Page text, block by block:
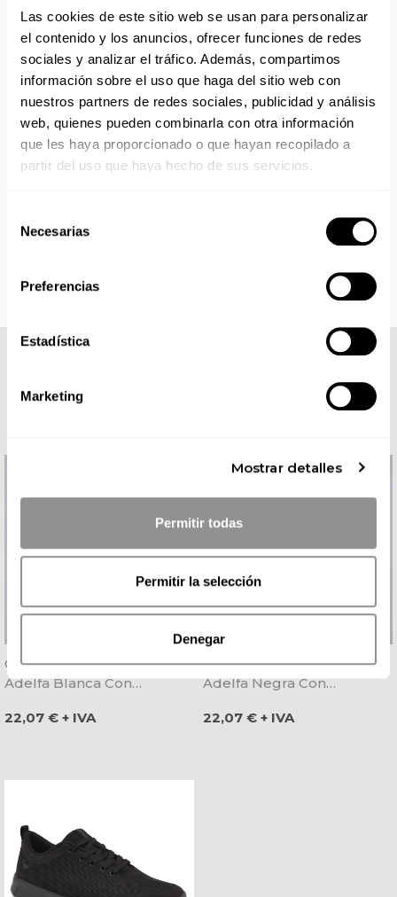
Las cookies de este sitio web se usan para personalizar
el contenido y los anuncios, ofrecer funciones de redes
sociales y analizar el tráfico. Además, compartimos
información sobre el uso que haga del sitio web con
nuestros partners de redes sociales, publicidad y análisis
web, quienes pueden combinarla con otra información
que les haya proporcionado o que hayan recopilado a
partir del uso que haya hecho de sus servicios.
Necesarias
Preferencias
Estadística
Marketing
Mostrar detalles
Permitir todas
Permitir la selección
Denegar
ENVÍOS EN AGOSTO
Reanudamos envíos el día 24 de agosto para productos
con disponibilidad 24/48 horas.
Si adquieres productos con distinto plazo de entrega, el
pedido se envía cuando está completo.
Los productos sin disponibilidad 24 horas serán servidos a
partir de la fecha indicada en cada producto según fábrica.
reanudan las personalizaciones por orden de compra a
COMPLETA TU LOOK
Casaca Laboral De Mujer
Adelfa Blanca Con
Precio
22,07 € + IVA
Casaca Laboral De Mujer
Adelfa Negra Con
Precio
22,07 € + IVA